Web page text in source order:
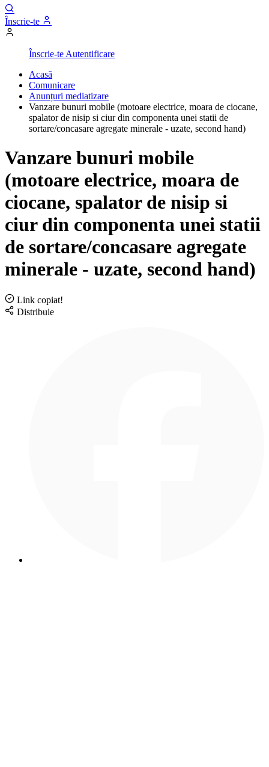
Înscrie-te
Înscrie-te Autentificare
Acasă
Comunicare
Anunțuri mediatizare
Vanzare bunuri mobile (motoare electrice, moara de ciocane,
spalator de nisip si ciur din componenta unei statii de
sortare/concasare agregate minerale - uzate, second hand)
Vanzare bunuri mobile
(motoare electrice, moara de
ciocane, spalator de nisip si
ciur din componenta unei statii
de sortare/concasare agregate
minerale - uzate, second hand)
Link copiat!
Distribuie